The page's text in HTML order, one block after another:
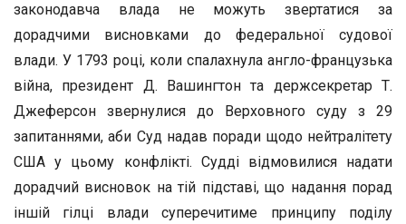
законодавча влада не можуть звертатися за
дорадчими висновками до федеральної судової
влади. У 1793 році, коли спалахнула англо-французька
війна, президент Д. Вашингтон та держсекретар Т.
Джеферсон звернулися до Верховного суду з 29
запитаннями, аби Суд надав поради щодо нейтралітету
США у цьому конфлікті. Судді відмовилися надати
дорадчий висновок на тій підставі, що надання порад
іншій гілці влади суперечитиме принципу поділу